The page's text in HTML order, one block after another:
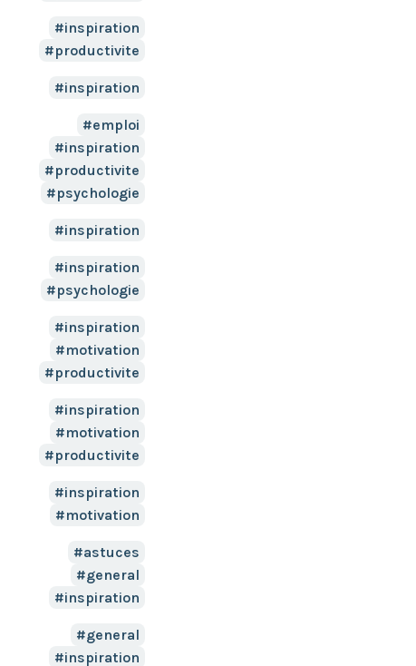
inspiration
productivite
inspiration
emploi
inspiration
productivite
psychologie
inspiration
inspiration
psychologie
inspiration
motivation
productivite
inspiration
motivation
productivite
inspiration
motivation
astuces
general
inspiration
general
inspiration